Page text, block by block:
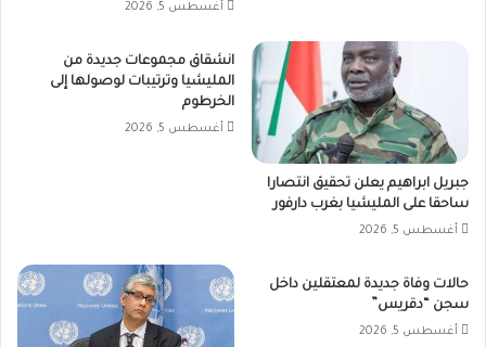
أغسطس 5, 2026
جبريل ابراهيم يعلن تحقيق انتصارا
ساحقا على المليشيا بغرب دارفور
أغسطس 5, 2026
انشقاق مجموعات جديدة من
المليشيا وترتيبات لوصولها إلى
الخرطوم
أغسطس 5, 2026
حالات وفاة جديدة لمعتقلين داخل
سجن “دقريس”
أغسطس 5, 2026